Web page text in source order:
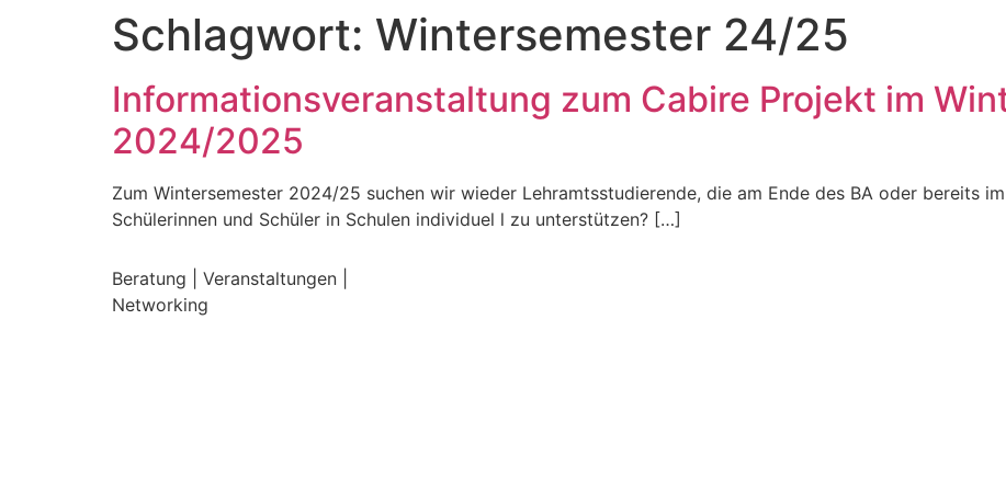
Schlagwort: Wintersemester 24/25
Informationsveranstaltung zum Cabire Projekt im
2024/2025
Zum Wintersemester 2024/25 suchen wir wieder Lehramtsstudierende, die am Ende des BA oder bereits
Schülerinnen und Schüler in Schulen individuel l zu unterstützen? […]
Beratung | Veranstaltungen |
Networking